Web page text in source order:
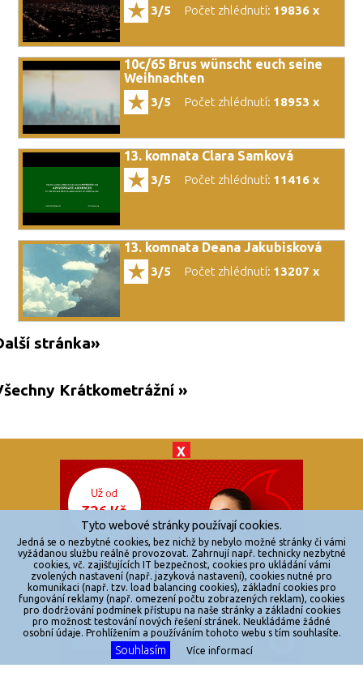
X
3/5 Počet zhlédnutí: 19836 x
10c/65 Brus wünscht euch seine
Weihnachten
3/5 Počet zhlédnutí: 18953 x
13. komnata Clara Samková
3/5 Počet zhlédnutí: 11416 x
13. komnata Deana Jakubisková
3/5 Počet zhlédnutí: 13207 x
stránka»
Krátkometrážní »
© 2026
zkouknoutfilm.cz
Všechna práva vyhrazena.
Powered by
Reklama
Sítě
Redakce
Jakékoliv užití obsahu je bez souhlasu provozovatele zakázáno.
Tyto webové stránky používají cookies.
Jedná se o nezbytné cookies, bez nichž by nebylo možné stránky či vámi
vyžádanou službu reálně provozovat. Zahrnují např. technicky nezbytné
cookies, vč. zajišťujících IT bezpečnost, cookies pro ukládání vámi
zvolených nastavení (např. jazyková nastavení), cookies nutné pro
komunikaci (např. tzv. load balancing cookies), základní cookies pro
fungování reklamy (např. omezení počtu zobrazených reklam), cookies
pro dodržování podmínek přístupu na naše stránky a základní cookies
pro možnost testování nových řešení stránek. Neukládáme žádné
osobní údaje. Prohlížením a používáním tohoto webu s tím souhlasíte.
Souhlasím Více informací